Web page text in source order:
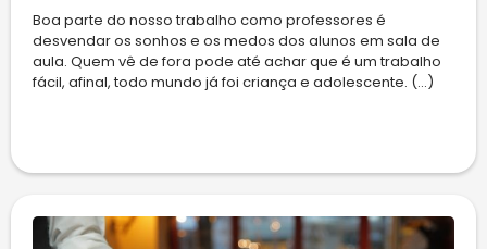
Boa parte do nosso trabalho como professores é
desvendar os sonhos e os medos dos alunos em sala de
aula. Quem vê de fora pode até achar que é um trabalho
fácil, afinal, todo mundo já foi criança e adolescente. (...)